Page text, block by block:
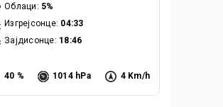
40 % 1014 hPa 4 Km/h
Облаци: 5%
Изгрејсонце: 04:33
Зајдисонце: 18:46